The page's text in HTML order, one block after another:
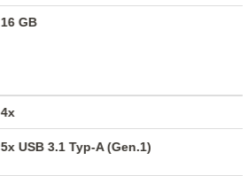
16 GB
4x
5x USB 3.1 Typ-A (Gen.1)